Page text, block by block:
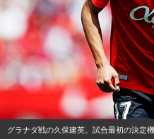
グラナダ戦の久保建英。試合最初の決定